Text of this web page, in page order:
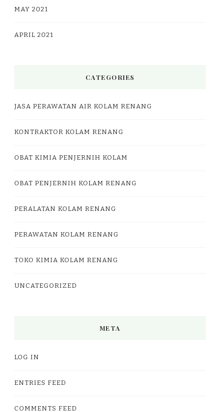
MAY 2021
APRIL 2021
CATEGORIES
JASA PERAWATAN AIR KOLAM RENANG
KONTRAKTOR KOLAM RENANG
OBAT KIMIA PENJERNIH KOLAM
OBAT PENJERNIH KOLAM RENANG
PERALATAN KOLAM RENANG
PERAWATAN KOLAM RENANG
TOKO KIMIA KOLAM RENANG
UNCATEGORIZED
META
LOG IN
ENTRIES FEED
COMMENTS FEED